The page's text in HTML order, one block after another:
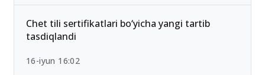
Chet tili sertifikatlari bo‘yicha yangi tartib
tasdiqlandi
16-iyun 16:02